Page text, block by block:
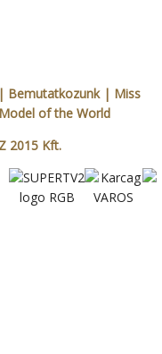
| Bemutatkozunk| Miss
of the World
2015 Kft.